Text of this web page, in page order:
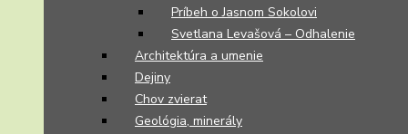
Príbeh o Jasnom Sokolovi
Svetlana Levašová – Odhalenie
Architektúra a umenie
Dejiny
Chov zvierat
Geológia, minerály